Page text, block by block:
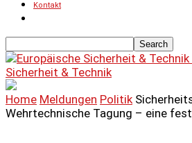
Kontakt
Sicherheit & Technik
Home Meldungen Politik
Wehrtechnische Tagung – eine